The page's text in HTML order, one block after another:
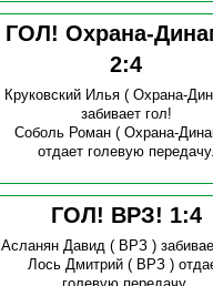
ГОЛ! Охрана-
2:4
Круковский Илья ( Охрана-
забивает гол!
Соболь Роман( Охрана-
отдает голевую передачу.
ГОЛ! ВРЗ! 1:4
Асланян Давид( ВРЗ )
Лось Дмитрий ( ВРЗ )